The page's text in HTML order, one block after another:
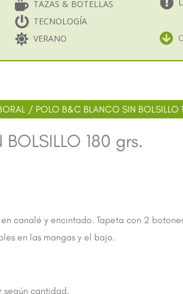
TAZAS & BOTELLAS
TECNOLOGÍA
VERANO
/ POLO B&C BLANCO SIN BOLSILLO
180 grs.
canalé y encintado. Tapeta con 2
en las mangas y el bajo.
según cantidad.